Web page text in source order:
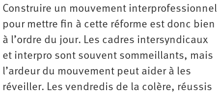
Construire un mouvement interprofessionnel
pour mettre fin à cette réforme est donc bien
à l’ordre du jour. Les cadres intersyndicaux
et interpro sont souvent sommeillants, mais
l’ardeur du mouvement peut aider à les
réveiller. Les vendredis de la colère, réussis